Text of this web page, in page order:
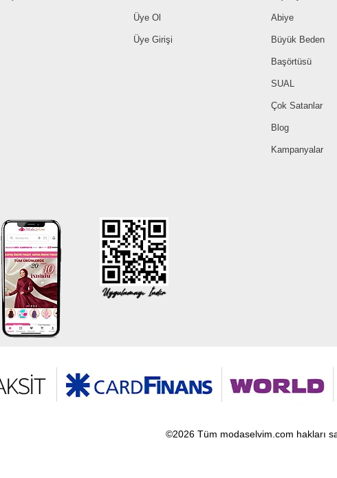
Üye Ol
Üye Girişi
Abiye
Büyük Beden
Başörtüsü
SUAL
Çok Satanlar
Blog
Kampanyalar
©2026 Tüm modaselvim.com hakları